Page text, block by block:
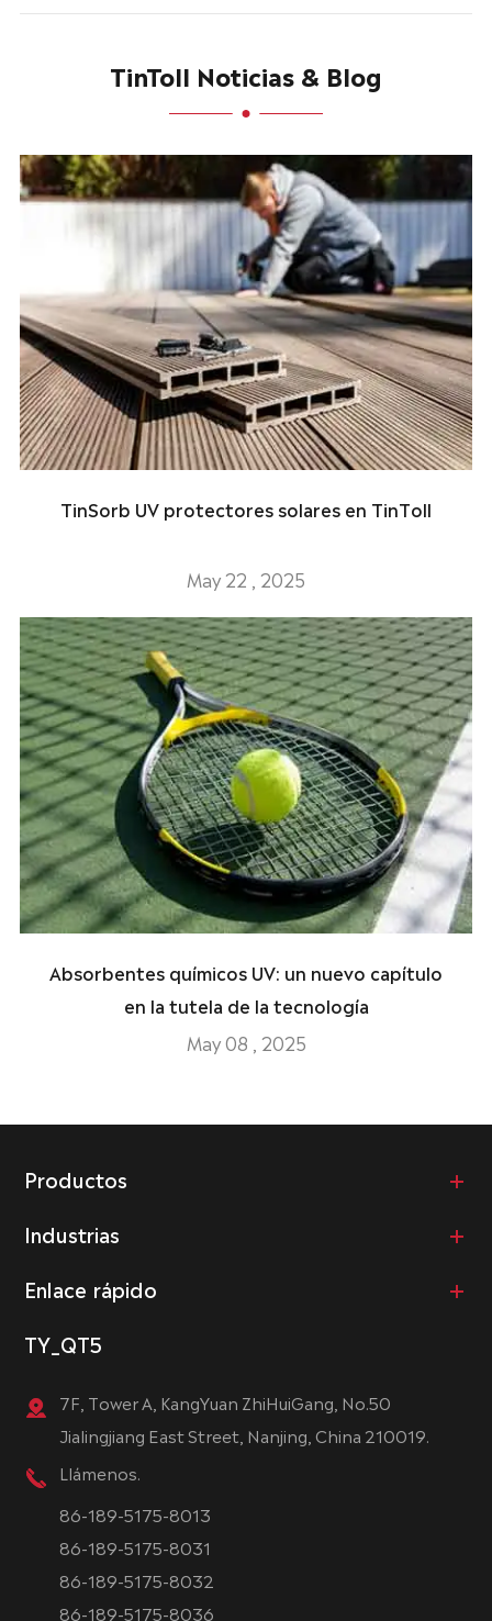
TinToll Noticias & Blog
TinSorb UV protectores solares en TinToll
May 22 , 2025
Absorbentes químicos UV: un nuevo capítulo
en la tutela de la tecnología
May 08 , 2025
Productos
Industrias
Enlace rápido
TY_QT5
7F, Tower A, KangYuan ZhiHuiGang, No.50
Jialingjiang East Street, Nanjing, China 210019.
Llámenos.
86-189-5175-8013
86-189-5175-8031
86-189-5175-8032
86-189-5175-8036